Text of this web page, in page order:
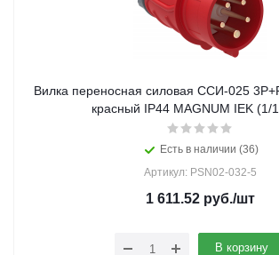
Вилка переносная силовая ССИ-025
красный IP44
Есть в наличии (36)
Артикул: PSN02-032-5
1 611.52руб./шт
В корзину